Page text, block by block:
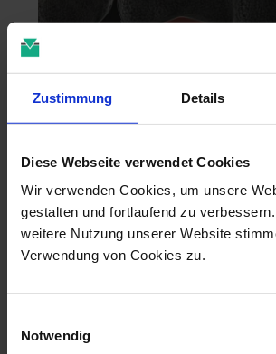
Zustimmung Details
Diese Webseite verwendet Cookies
Wir verwenden Cookies, um unsere
gestalten und fortlaufend zu
weitere Nutzung unserer Website
Verwendung von Cookies zu.
Notwendig
online
Dr. Christian Leonhardt